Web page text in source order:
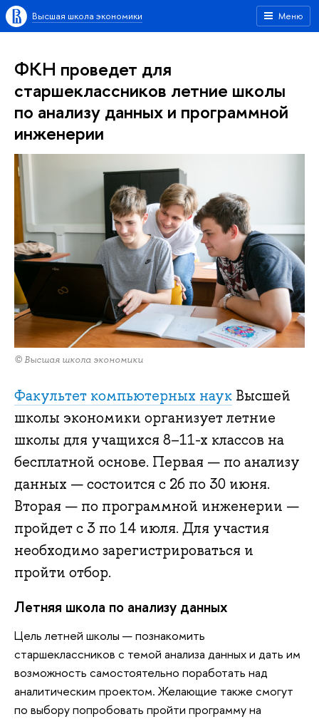
Меню
Высшая школа экономики
ФКН проведет для
старшеклассников летние школы
по анализу данных и программной
инженерии
© Высшая школа экономики
Факультет компьютерных наук Высшей
школы экономики организует летние
школы для учащихся 8–11-х классов на
бесплатной основе. Первая — по анализу
данных — состоится с 26 по 30 июня.
Вторая — по программной инженерии —
пройдет с 3 по 14 июля. Для участия
необходимо зарегистрироваться и
пройти отбор.
Летняя школа по анализу данных
Цель летней школы — познакомить
старшеклассников с темой анализа данных и дать им
возможность самостоятельно поработать над
аналитическим проектом. Желающие также смогут
по выбору попробовать пройти программу на